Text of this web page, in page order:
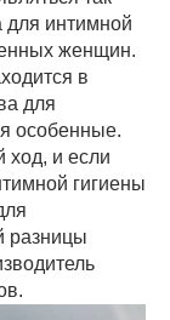
интимной
женщин.
в
для
особенные.
ход, и если
гигиены
разницы